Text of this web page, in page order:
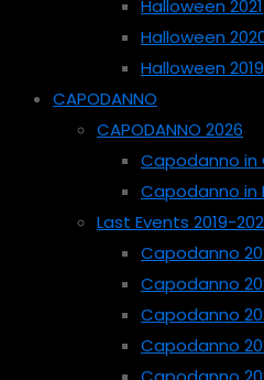
Halloween 2021
Halloween
Halloween 2019
CAPODANNO
CAPODANNO 2026
Capodanno in
Capodanno in
Last Events 2019-
Capodanno
Capodanno
Capodanno
Capodanno